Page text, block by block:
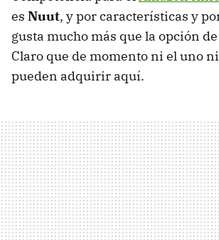
es Nuut, y por características y
gusta mucho más que la opción
Claro que de momento ni el uno
pueden adquirir aquí.